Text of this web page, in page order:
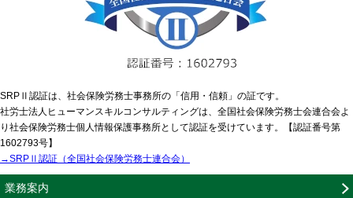
SRPⅡ認証は、社会保険労務士事務所の「信用・信頼」の証です。
社労士法人ヒューマンスキルコンサルティングは、全国社会保険労務士会連合会よ
り社会保険労務士個人情報保護事務所として認証を受けています。【認証番号第
1602793号】
→SRPⅡ認証（全国社会保険労務士連合会）
業務案内